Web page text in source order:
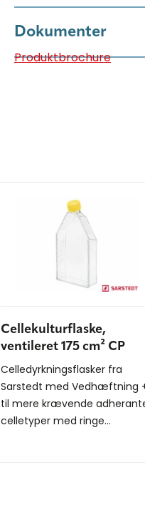
Dokumenter
Produktbrochure
Cellekulturflaske,
ventileret 175 cm² CP
Celledyrkningsflasker fra
Sarstedt med Vedhæftning
til mere krævende
celletyper med ringe...